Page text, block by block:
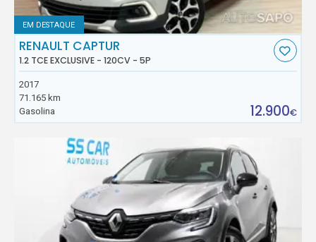
EM DESTAQUE
RENAULT CAPTUR
1.2 TCE EXCLUSIVE - 120CV - 5P
2017
71.165 km
Gasolina
12.900€